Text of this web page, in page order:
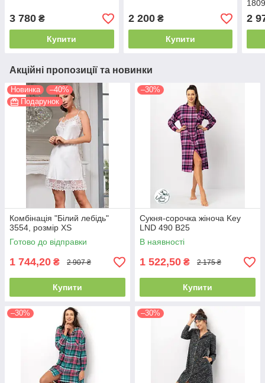
3 780 ₴
Купити
2 200₴
Купити
2
Акційні пропозиції та новинки
Новинка
–40%
Подарунок
Комбінація "Білий лебідь"
3554, розмір XS
Готово до відправки
1 744,20 ₴ 2 907 ₴
Купити
–30%
Сукня-сорочка жіноча Key
LND 490 B25
В наявності
1 522,50 ₴ 2 175 ₴
Купити
–30% –30%